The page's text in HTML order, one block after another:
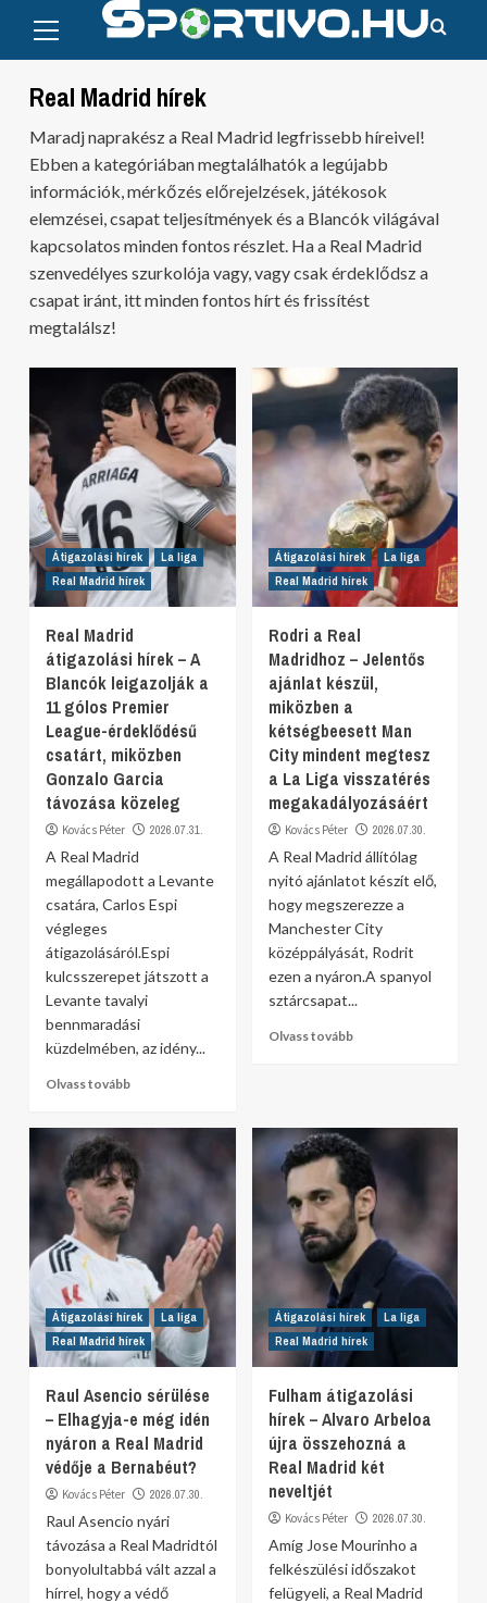
content
Menu
Real Madrid hírek
Maradj naprakész a Real Madrid legfrissebb híreivel!
Ebben a kategóriában megtalálhatók a legújabb
információk, mérkőzés előrejelzések, játékosok
elemzései, csapat teljesítmények és a Blancók világával
kapcsolatos minden fontos részlet. Ha a Real Madrid
szenvedélyes szurkolója vagy, vagy csak érdeklődsz a
csapat iránt, itt minden fontos hírt és frissítést
megtalálsz!
Átigazolási hírek
La liga
Real Madrid hírek
Real Madrid
átigazolási hírek – A
Blancók leigazolják a
11 gólos Premier
League-érdeklődésű
csatárt, miközben
Gonzalo Garcia
távozása közeleg
Kovács Péter 2026.07.31.
A Real Madrid
megállapodott a Levante
csatára, Carlos Espi
végleges
átigazolásáról.Espi
kulcsszerepet játszott a
Levante tavalyi
bennmaradási
küzdelmében, az idény...
Olvass tovább
Átigazolási hírek
La liga
Real Madrid hírek
Rodri a Real
Madridhoz – Jelentős
ajánlat készül,
miközben a
kétségbeesett Man
City mindent megtesz
a La Liga visszatérés
megakadályozásáért
Kovács Péter 2026.07.30.
A Real Madrid állítólag
nyitó ajánlatot készít elő,
hogy megszerezze a
Manchester City
középpályását, Rodrit
ezen a nyáron.A spanyol
sztárcsapat...
Olvass tovább
Átigazolási hírek
La liga
Real Madrid hírek
Raul Asencio sérülése
– Elhagyja-e még idén
nyáron a Real Madrid
védője a Bernabéut?
Kovács Péter 2026.07.30.
Raul Asencio nyári
távozása a Real Madridtól
bonyolultabbá vált azzal a
hírrel, hogy a védő
Átigazolási hírek
La liga
Real Madrid hírek
Fulham átigazolási
hírek – Alvaro Arbeloa
újra összehozná a
Real Madrid két
neveltjét
Kovács Péter 2026.07.30.
Amíg Jose Mourinho a
felkészülési időszakot
felügyeli, a Real Madrid